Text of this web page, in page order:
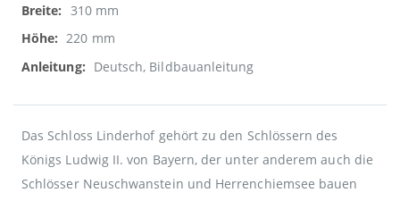
310 mm
220 mm
Deutsch, Bildbauanleitung
Das Schloss Linderhof gehört zu den Schlössern des
Königs Ludwig II. von Bayern, der unter anderem auch die
Schlösser Neuschwanstein und Herrenchiemsee bauen